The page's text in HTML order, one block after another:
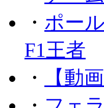
・ ポー
F1王者
・
【動